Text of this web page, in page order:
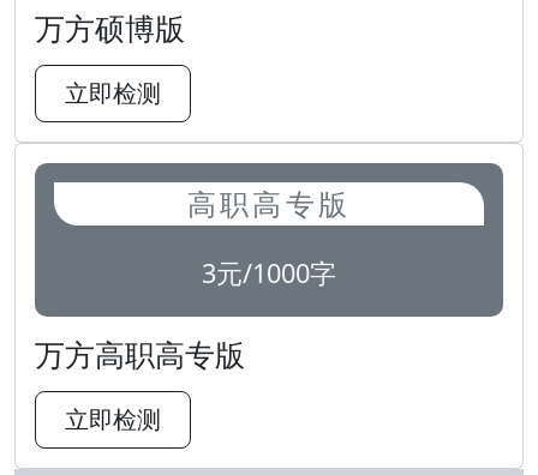
万方硕博版
立即检测
高职高专版
3元/1000字
万方高职高专版
立即检测